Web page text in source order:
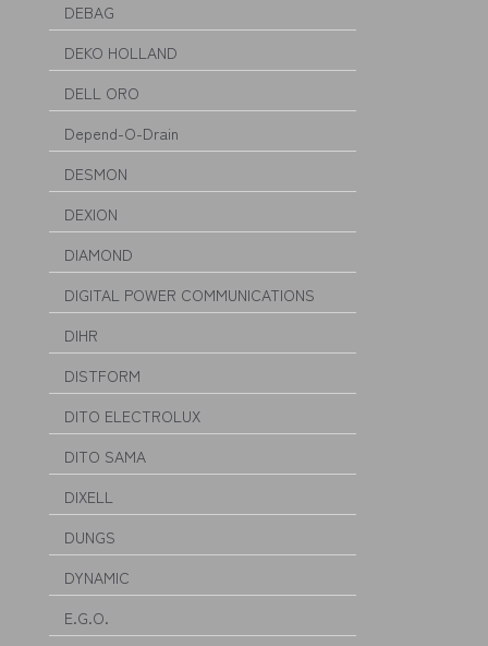
DEBAG
DEKO HOLLAND
DELL ORO
Depend-O-Drain
DESMON
DEXION
DIAMOND
DIGITAL POWER COMMUNICATIONS
DIHR
DISTFORM
DITO ELECTROLUX
DITO SAMA
DIXELL
DUNGS
DYNAMIC
E.G.O.